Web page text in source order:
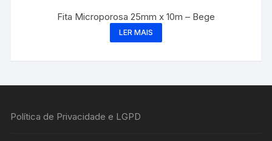
Fita Microporosa 25mm x 10m – Bege
LER MAIS
Política de Privacidade e LGPD